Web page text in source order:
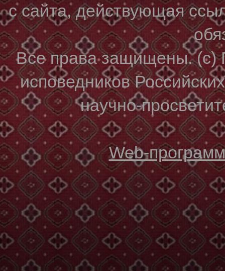
с сайта, действующая
Все права защищены. (с)
исповедников
научно-
Web-